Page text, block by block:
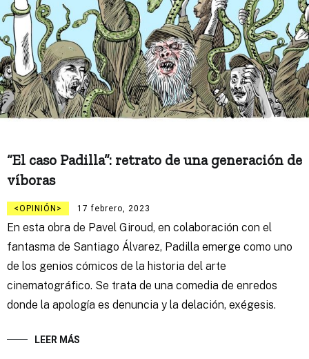
“El caso Padilla”: retrato de una generación de
víboras
OPINIÓN 17 febrero, 2023
En esta obra de Pavel Giroud, en colaboración con el
fantasma de Santiago Álvarez, Padilla emerge como uno
de los genios cómicos de la historia del arte
cinematográfico. Se trata de una comedia de enredos
donde la apología es denuncia y la delación, exégesis.
LEER MÁS